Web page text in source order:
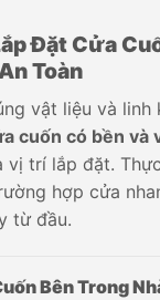
Đặt Cửa
Toàn
vật liệu và linh
cuốn có bền và
vị trí lắp đặt.
hợp cửa
từ đầu.
Bên Trong